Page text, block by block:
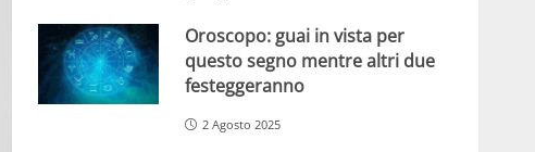
Oroscopo: guai in vista per
questo segno mentre altri due
festeggeranno
2 Agosto 2025